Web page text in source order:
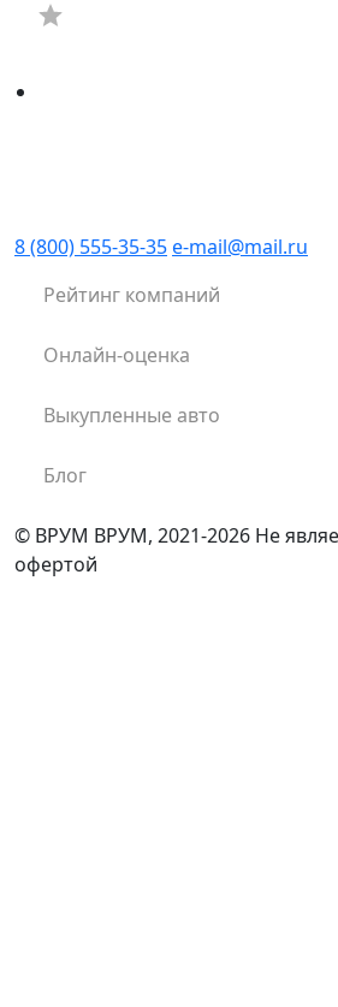
Рейтинг компаний
Онлайн-оценка
Выкупленные авто
Блог
8 (800) 555-35-35e-mail@mail.ru
© ВРУМ ВРУМ, 2021-2026 Не
офертой